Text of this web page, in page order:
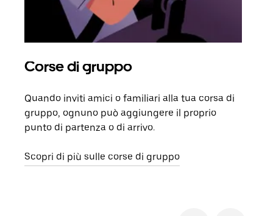
Corse di gruppo
Quando inviti amici o familiari alla tua corsa di
gruppo, ognuno può aggiungere il proprio
punto di partenza o di arrivo.
Scopri di più sulle corse di gruppo